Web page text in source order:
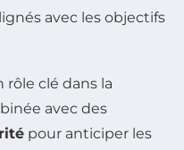
avec les objectifs
rôle clé dans la
avec des
pour anticiper les